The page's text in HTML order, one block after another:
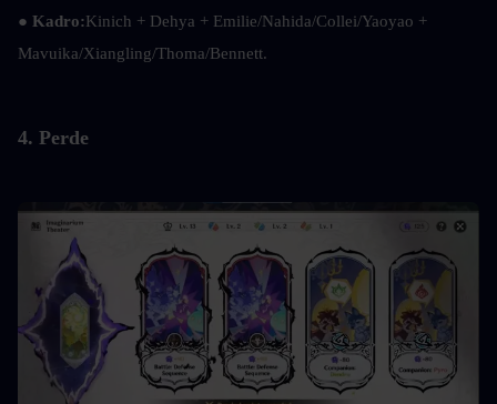
● Kadro:Kinich + Dehya + Emilie/Nahida/Collei/Yaoyao +
Mavuika/Xiangling/Thoma/Bennett.
4. Perde